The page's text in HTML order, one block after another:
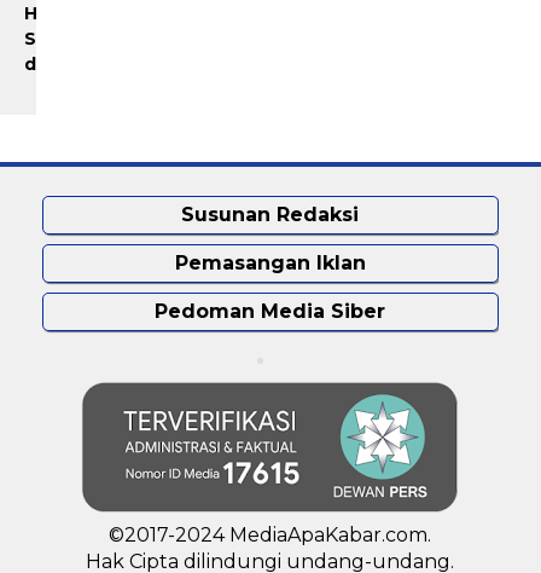
Hadirkan Promo
Smartphone 5G Bekas
dengan Bonus Kuota
Susunan Redaksi
Pemasangan Iklan
Pedoman Media Siber
©2017-2024 MediaApaKabar.com.
Hak Cipta dilindungi undang-undang.